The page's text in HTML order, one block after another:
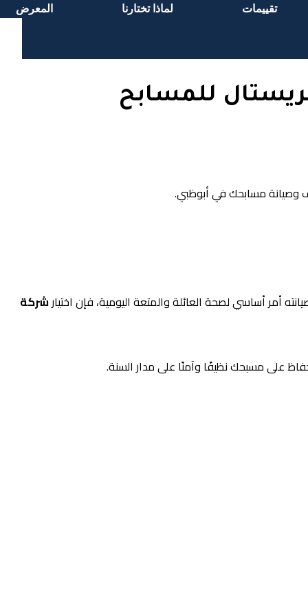
تقييمات لماذا تختارنا المعرض
للمسابح
أمر أساسي لصحة العائلة والمتعة اليومية، فإن اختيارشركة
على مسبحك نظيفًا وآمنًا على مدار السنة.